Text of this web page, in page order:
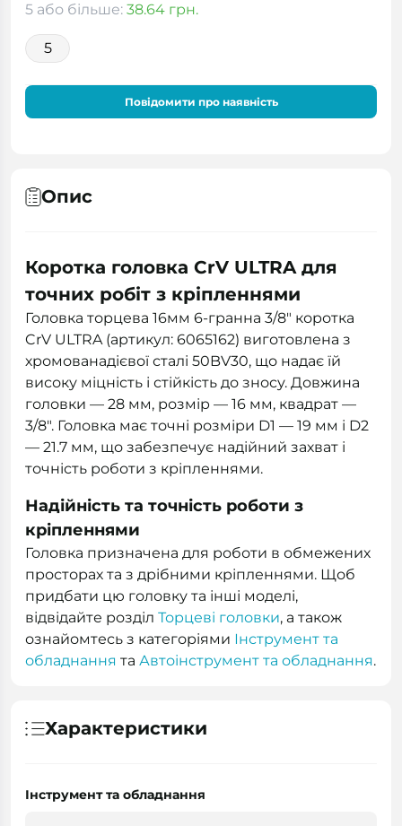
5 або більше: 38.64 грн.
5
Повідомити про наявність
Опис
Коротка головка CrV ULTRA для
точних робіт з кріпленнями
Головка торцева 16мм 6-гранна 3/8" коротка
CrV ULTRA (артикул: 6065162) виготовлена з
хромованадієвої сталі 50BV30, що надає їй
високу міцність і стійкість до зносу. Довжина
головки — 28 мм, розмір — 16 мм, квадрат —
3/8". Головка має точні розміри D1 — 19 мм і D2
— 21.7 мм, що забезпечує надійний захват і
точність роботи з кріпленнями.
Надійність та точність роботи з
кріпленнями
Головка призначена для роботи в обмежених
просторах та з дрібними кріпленнями. Щоб
придбати цю головку та інші моделі,
відвідайте розділ Торцеві головки, а також
ознайомтесь з категоріями Інструмент та
обладнання та Автоінструмент та обладнання.
Характеристики
Інструмент та обладнання